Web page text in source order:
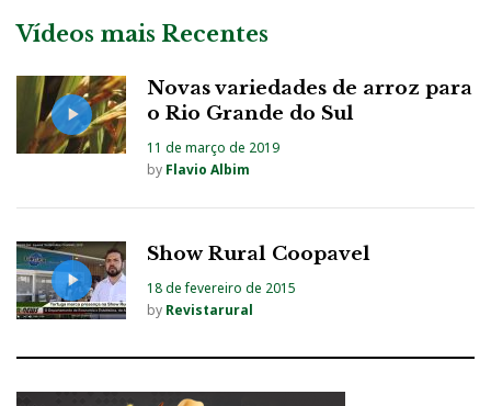
Vídeos mais Recentes
Novas variedades de arroz para
o Rio Grande do Sul
11 de março de 2019
by Flavio Albim
Show Rural Coopavel
18 de fevereiro de 2015
by Revistarural